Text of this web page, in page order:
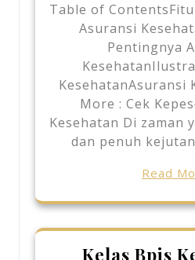
Table of
Asuransi
Pentingnya
KesehatanAsuransi
More : Cek
Kesehatan Di zaman
dan penuh
Read
Kelas Bpjs